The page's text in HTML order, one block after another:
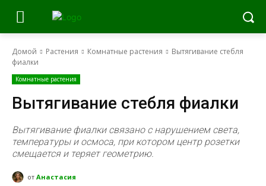
Домой Растения Комнатные растения
Вытягивание стебля
фиалки
Комнатные растения
Вытягивание стебля фиалки
Вытягивание фиалки связано с нарушением света,
температуры и осмоса, при котором центр розетки
смещается и теряет геометрию.
от Анастасия